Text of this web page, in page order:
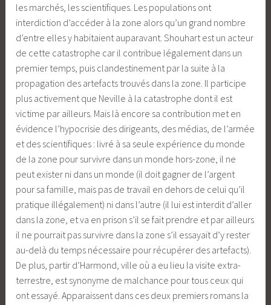
les marchés, les scientifiques. Les populations ont
interdiction d’accéder à la zone alors qu’un grand nombre
d’entre elles y habitaient auparavant. Shouhart est un acteur
de cette catastrophe car il contribue légalement dans un
premier temps, puis clandestinement par la suite à la
propagation des artefacts trouvés dans la zone. Il participe
plus activement que Neville à la catastrophe dont il est
victime par ailleurs. Mais là encore sa contribution met en
évidence l’hypocrisie des dirigeants, des médias, de l’armée
et des scientifiques : livré à sa seule expérience du monde
de la zone pour survivre dans un monde hors-zone, il ne
peut exister ni dans un monde (il doit gagner de l’argent
pour sa famille, mais pas de travail en dehors de celui qu’il
pratique illégalement) ni dans l’autre (il lui est interdit d’aller
dans la zone, et va en prison s’il se fait prendre et par ailleurs
il ne pourrait pas survivre dans la zone s’il essayait d’y rester
au-delà du temps nécessaire pour récupérer des artefacts).
De plus, partir d’Harmond, ville où a eu lieu la visite extra-
terrestre, est synonyme de malchance pour tous ceux qui
ont essayé. Apparaissent dans ces deux premiers romans la